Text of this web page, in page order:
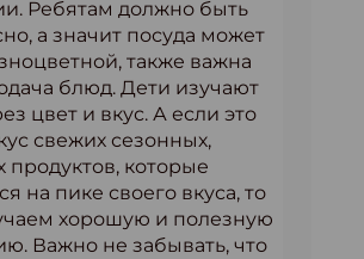
Ребятам должно быть
а значит посуда может
также важна
блюд. Дети изучают
цвет и вкус. А если это
свежих сезонных,
продуктов, которые
на пике своего вкуса, то
хорошую и полезную
Важно не забывать, что